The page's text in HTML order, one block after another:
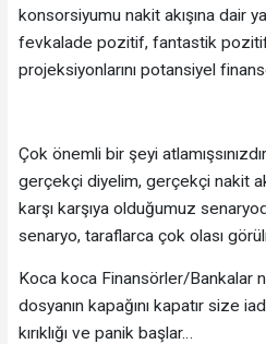
konsorsiyumu nakit akışına dair
fevkalade pozitif, fantastik
projeksiyonlarını potansiyel
Çok önemli bir şeyi
gerçekçi diyelim, gerçekçi nakit
karşı karşıya olduğumuz
senaryo, taraflarca çok olası
Koca koca Finansörler/Bankalar
dosyanın kapağını kapatır size
kırıklığı ve panik başlar…